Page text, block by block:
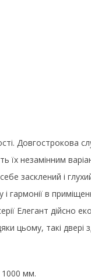
Довгострокова
незамінним
засклений і
в
Елегант
цьому, такі двері
мм.